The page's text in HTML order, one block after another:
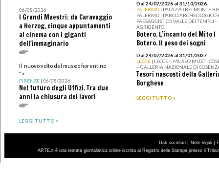
06/08/2026
I Grandi Maestri: da Caravaggio
a Herzog, cinque appuntamenti
al cinema con i giganti
dell'immaginario
Il nuovo volto del museo fiorentino
">
FIRENZE| 06/08/2026
Nel futuro degli Uffizi. Tra due
anni la chiusura dei lavori
LEGGI TUTTO >
Dal 24/07/2026 al 31/10/2026
PALERMO | PALAZZO BELMONTE
PALERMO I PARCO ARCHEOLOGICO
PAESAGGISTICO VALLE DEI TEMPLI -
AGRIGENTO
Botero. L’incanto del Mito I
Botero. Il peso dei sogni
Dal 24/07/2026 al 31/01/2027
LECCE | LECCE – MUSEO MUST I
– GALLERIA NAZIONALE DI
Tesori nascosti della
Borghese
LEGGI TUTTO >
Dati societari | Note legali |
ARTE.it è una testata giornalistica online iscritta al Registro della Stampa presso il